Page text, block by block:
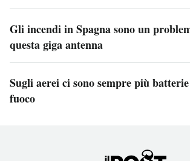
Gli incendi in Spagna sono un
questa giga antenna
Sugli aerei ci sono sempre più
fuoco